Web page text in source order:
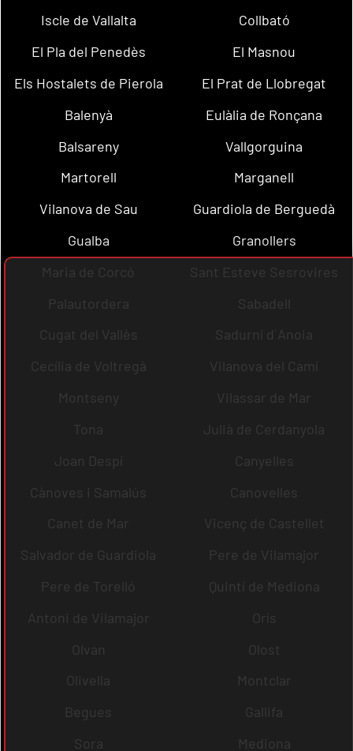
Iscle de Vallalta
Collbató
El Pla del Penedès
El Masnou
Els Hostalets de Pierola
El Prat de Llobregat
Balenyà
Eulàlia de Ronçana
Balsareny
Vallgorguina
Martorell
Marganell
Vilanova de Sau
Guardiola de Berguedà
Gualba
Granollers
Maria de Corcó
Sant Esteve Sesrovires
Palautordera
Sabadell
Cugat del Vallès
Sadurní d´Anoia
Cecília de Voltregà
Vilanova del Camí
Montseny
Vilassar de Mar
Tona
Julià de Cerdanyola
Joan Despí
Canyelles
Cànoves i Samalús
Canovelles
Canet de Mar
Vicenç de Castellet
Salvador de Guardiola
Pere de Vilamajor
Pere de Torelló
Quintí de Mediona
Antoni de Vilamajor
Orís
Olvan
Olost
Olivella
Montclar
Begues
Gallifa
Sora
Mediona